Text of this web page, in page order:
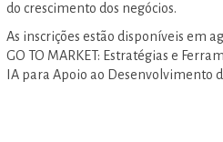
do crescimento dos negócios.
As inscrições estão disponíveis em
GO TO MARKET: Estratégias e
IA para Apoio ao Desenvolvimento